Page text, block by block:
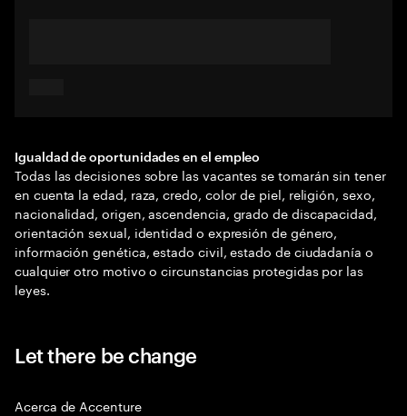
Igualdad de oportunidades en el empleo
Todas las decisiones sobre las vacantes se tomarán sin tener
en cuenta la edad, raza, credo, color de piel, religión, sexo,
nacionalidad, origen, ascendencia, grado de discapacidad,
orientación sexual, identidad o expresión de género,
información genética, estado civil, estado de ciudadanía o
cualquier otro motivo o circunstancias protegidas por las
leyes.
Let there be change
Acerca de Accenture